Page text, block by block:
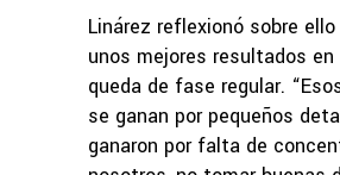
Linárez reflexionó sobre
unos mejores resultados en
queda de fase regular.
se ganan por pequeños
ganaron por falta de